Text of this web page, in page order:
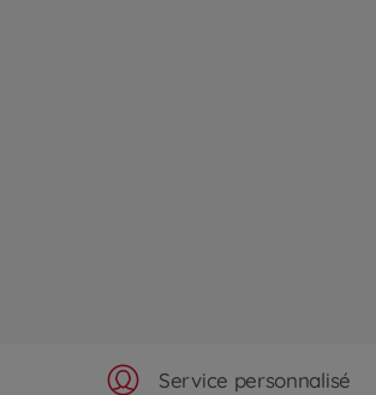
Service personnalisé